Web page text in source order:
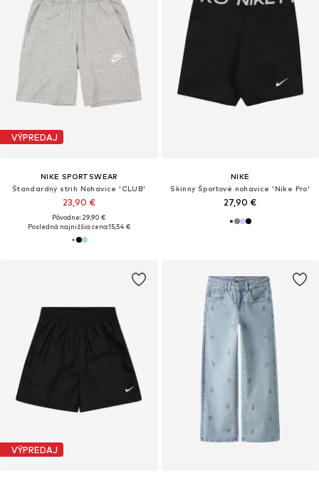
VÝPREDAJ
NIKE SPORTSWEAR
Štandardný strih Nohavice 'CLUB'
23,90 €
Pôvodne: 29,90 €
Posledná najnižšia cena:15,54 €
NIKE
Skinny Športové nohavice 'Nike Pro'
27,90 €
VÝPREDAJ